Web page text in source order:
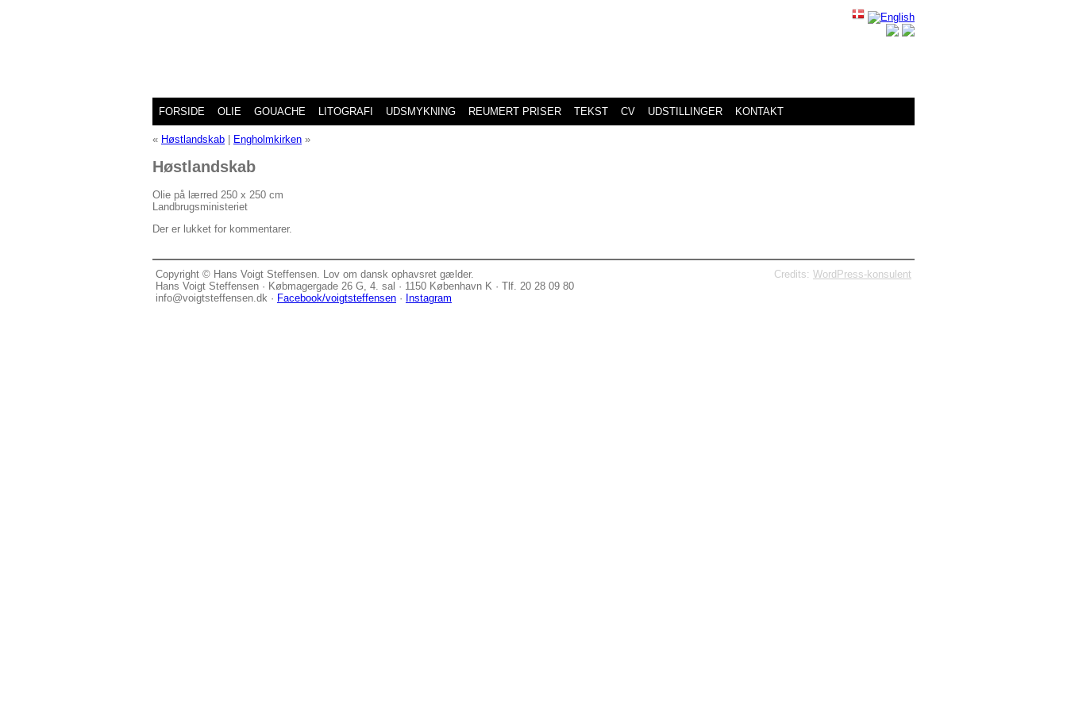
FORSIDE OLIE GOUACHE LITOGRAFI UDSMYKNING REUMERT PRISER TEKST CV UDSTILLINGER KONTAKT
« Høstlandskab Engholmkirken »
Høstlandskab
Olie på lærred 250 x 250 cm
Landbrugsministeriet
Der er lukket for kommentarer.
Copyright © Hans Voigt Steffensen. Lov om dansk ophavsret gælder.
Hans Voigt Steffensen · Købmagergade 26 G, 4. sal · 1150 København K · Tlf. 20 28 09 80
info@voigtsteffensen.dk · Facebook/voigtsteffensen · Instagram
Credits: WordPress-konsulent